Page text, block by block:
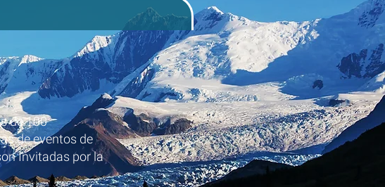
de 100
de eventos de
Invitadas por la